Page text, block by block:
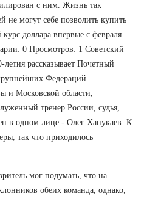
с ним. Жизнь так
не могут себе позволить купить
доллара впервые с февраля
0 Просмотров: 1 Советский
рассказывает Почетный
Федераций
и Московской области,
тренер России, судья,
в одном лице - Олег Ханукаев. К
так что приходилось
мог подумать, что на
обеих команда, однако,